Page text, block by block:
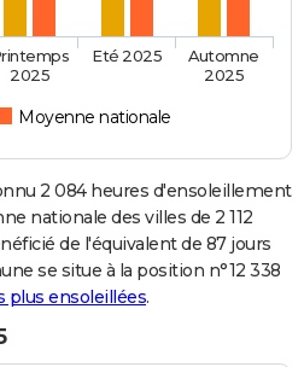
Moyenne nationale
2025
Eté 2025
Automne
2025
2 084 heures d'ensoleillement
nationale des villes de 2 112
de l'équivalent de 87 jours
se situe à la position n°12 338
plus ensoleillées.